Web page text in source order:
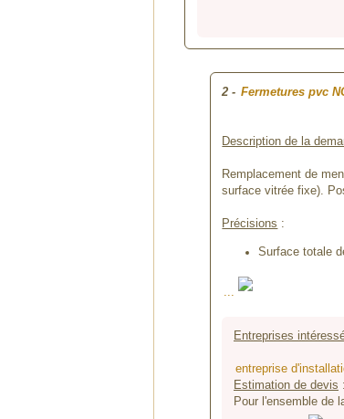
2 - Fermetures pvc
Description de la
Remplacement de
surface vitrée fixe).
Précisions :
Surface totale
...
Entreprises
entreprise
Estimation de devis :
Pour l'ensemble de